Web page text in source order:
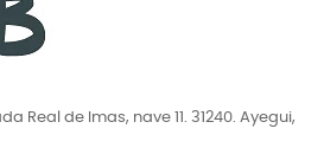
Real de Imas, nave 11. 31240. Ayegui,